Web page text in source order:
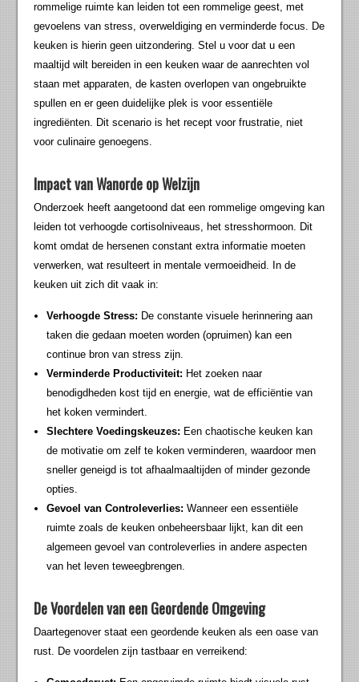
rommelige ruimte kan leiden tot een rommelige geest, met
gevoelens van stress, overweldiging en verminderde focus. De
keuken is hierin geen uitzondering. Stel u voor dat u een
maaltijd wilt bereiden in een keuken waar de aanrechten vol
staan met apparaten, de kasten overlopen van ongebruikte
spullen en er geen duidelijke plek is voor essentiële
ingrediënten. Dit scenario is het recept voor frustratie, niet
voor culinaire genoegens.
Impact van Wanorde op Welzijn
Onderzoek heeft aangetoond dat een rommelige omgeving kan
leiden tot verhoogde cortisolniveaus, het stresshormoon. Dit
komt omdat de hersenen constant extra informatie moeten
verwerken, wat resulteert in mentale vermoeidheid. In de
keuken uit zich dit vaak in:
Verhoogde Stress: De constante visuele herinnering aan
taken die gedaan moeten worden (opruimen) kan een
continue bron van stress zijn.
Verminderde Productiviteit: Het zoeken naar
benodigdheden kost tijd en energie, wat de efficiëntie van
het koken vermindert.
Slechtere Voedingskeuzes: Een chaotische keuken kan
de motivatie om zelf te koken verminderen, waardoor men
sneller geneigd is tot afhaalmaaltijden of minder gezonde
opties.
Gevoel van Controleverlies: Wanneer een essentiële
ruimte zoals de keuken onbeheersbaar lijkt, kan dit een
algemeen gevoel van controleverlies in andere aspecten
van het leven teweegbrengen.
De Voordelen van een Geordende Omgeving
Daartegenover staat een geordende keuken als een oase van
rust. De voordelen zijn tastbaar en verreikend: